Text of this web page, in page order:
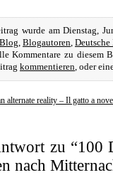
wurde am Dienstag,
Blog, Blogautoren,
Kommentare zu diesem
kommentieren, oder
alternate reality – Il gatto a
zu “100
nach